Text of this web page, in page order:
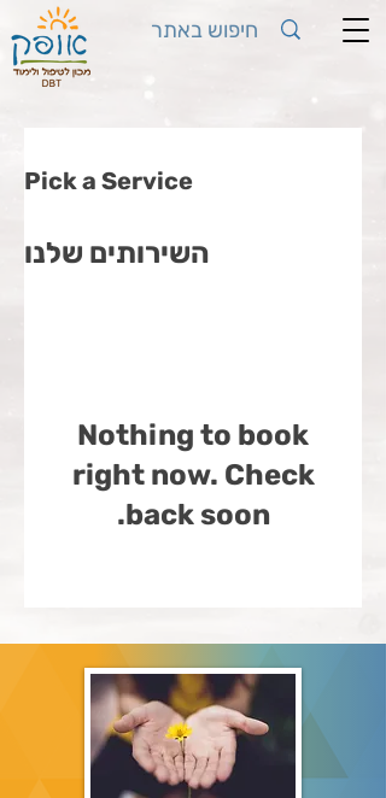
Pick a Service
השירותים שלנו
Nothing to book
right now. Check
back soon.